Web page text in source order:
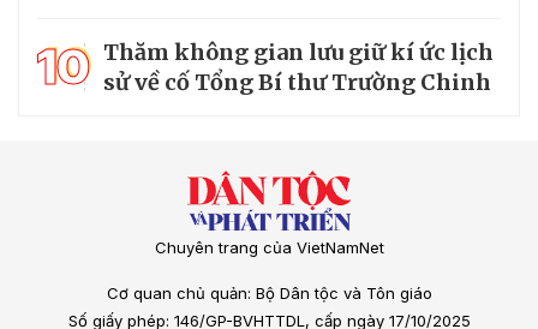
10 Thăm không gian lưu giữ kí ức lịch
sử về cố Tổng Bí thư Trường Chinh
Chuyên trang của VietNamNet
Cơ quan chủ quản: Bộ Dân tộc và Tôn giáo
Số giấy phép: 146/GP-BVHTTDL, cấp ngày 17/10/2025